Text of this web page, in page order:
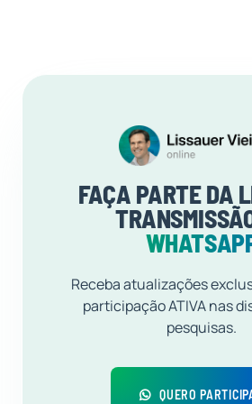
FAÇA PARTE DA
Receba atualizações
participação ATIVA nas
pesquisas.
QUERO